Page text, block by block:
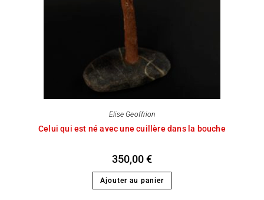
Elise Geoffrion
Celui qui est né avec une cuillère dans la bouche
350,00€
Ajouter au panier